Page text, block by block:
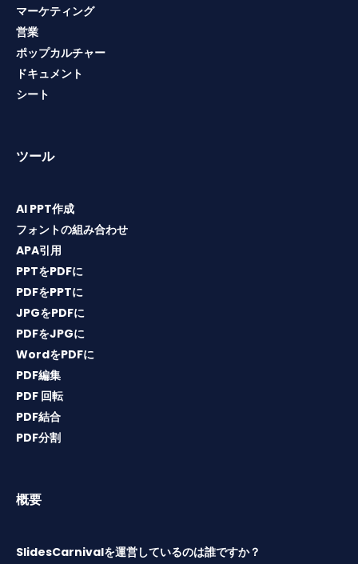
マーケティング
営業
ポップカルチャー
ドキュメント
シート
ツール
AI PPT作成
フォントの組み合わせ
APA引用
PPTをPDFに
PDFをPPTに
JPGをPDFに
PDFをJPGに
WordをPDFに
PDF編集
PDF 回転
PDF結合
PDF分割
概要
SlidesCarnivalを運営しているのは誰ですか？